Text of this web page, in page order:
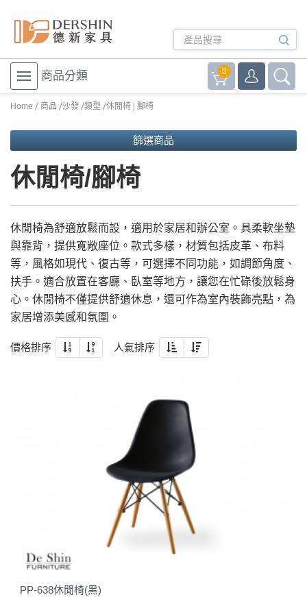
商品分類 0
Home 商品 沙發 類型 休閒椅 | 腳椅
篩選商品
休閒椅/腳椅
休閒椅為舒適放鬆而設，適用於家居和辦公室。具柔軟坐墊
與靠背，提供寬敞座位。款式多樣，材質包括皮革、布料
等，風格如現代、復古等，可選擇不同功能，如調節角度、
扶手。適合放置在客廳、臥室等地方，讓您在忙碌後放鬆身
心。休閒椅不僅提供舒適休息，還可作為室內裝飾亮點，為
家居增添美感和氛圍。
價格排序 人氣排序
PP-638休閒椅(黑)